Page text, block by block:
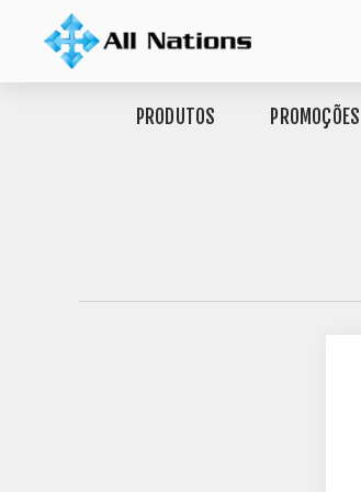
PRODUTOS PROMOÇÕES